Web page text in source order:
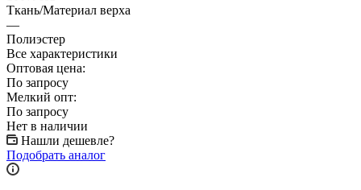
Ткань/Материал верха
—
Полиэстер
Все характеристики
Оптовая цена:
По запросу
Мелкий опт:
По запросу
Нет в наличии
Нашли дешевле?
Подобрать аналог